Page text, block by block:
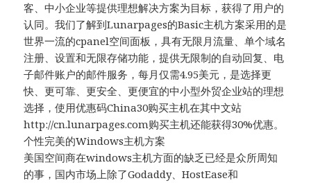
客、中小企业等提供理想解决方案为目标，获得了用户的
认同。我们了解到Lunarpages的Basic主机方案采用的是
世界一流的cpanel空间面板，具有无限月流量、单个域名
注册、设置和无限存储功能，提供无限制的自动回复、电
子邮件账户的邮件服务，每月仅需4.95美元，是选择更
快、更可靠、更安全、更便宜的中小型外贸企业站的理想
选择，使用优惠码China30购买主机在其中文站
http://cn.lunarpages.com购买主机还能获得30%优惠。
个性完美的Windows主机方案
美国空间商在windows主机方面的缺乏已经是众所周知
的事，国内市场上除了Godaddy、HostEase和